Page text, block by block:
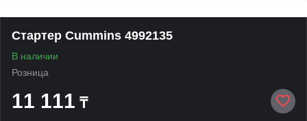
Стартер Cummins 4992135
В наличии
Розница
11 111 ₸